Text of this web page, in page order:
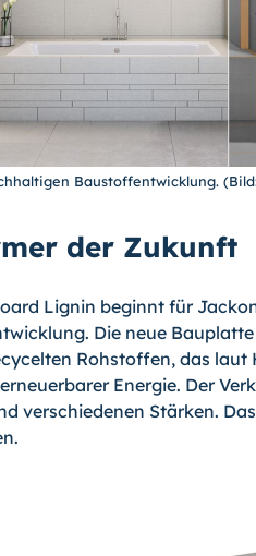
Baustoffentwicklung.
der Zukunft
Lignin beginnt für
Die neue
Rohstoffen, das laut
Energie. Der
verschiedenen Stärken.